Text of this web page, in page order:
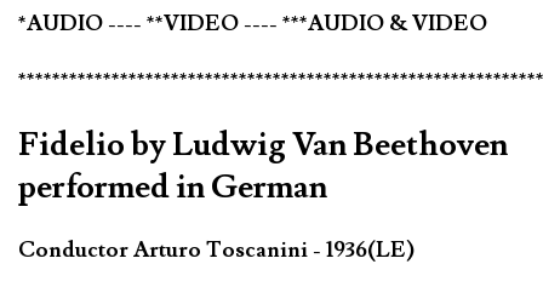
*AUDIO ---- **VIDEO ---- ***AUDIO & VIDEO
Fidelio by Ludwig Van Beethoven
performed in German
Conductor Arturo Toscanini - 1936(LE)